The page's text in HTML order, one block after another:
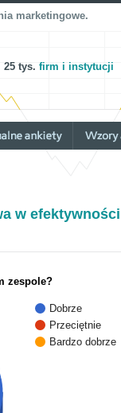
marketingowe.
25 tys. firm i instytucji
w efektywności
zespole?
Dobrze
Przeciętnie
Bardzo dobrze